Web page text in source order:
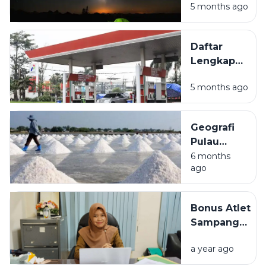
di Sampang
Madura
Liburan Akhir
Pekan
5 months ago
Daftar
Lengkap
SPBU di
Sampang
dan
Fasilitasnya
5 months ago
Geografi
Pulau
Madura:
Mengulas
Kondisi
Potensi
Produksi
Nasional
6 months
ago
Bonus Atlet
Sampang
Disporabudpar
a year ago